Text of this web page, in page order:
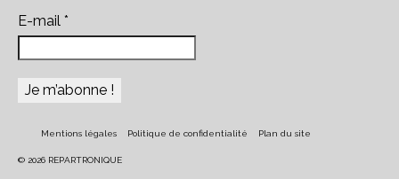
E-mail *
Mentions légales Politique de confidentialité Plan du site
© 2026 REPARTRONIQUE